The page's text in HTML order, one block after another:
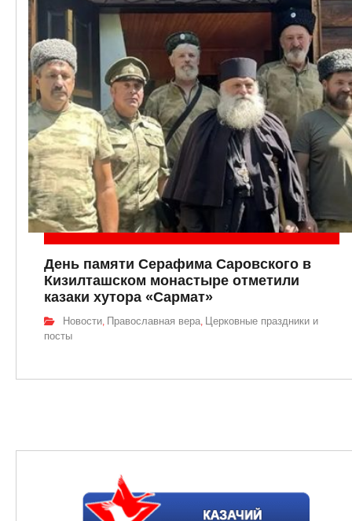
День памяти Серафима Саровского в
Кизилташском монастыре отметили
казаки хутора «Сармат»
Новости, Православная вера,
Церковные праздники и
посты